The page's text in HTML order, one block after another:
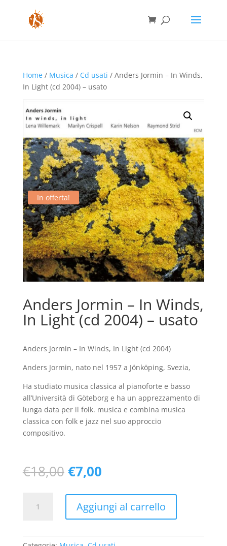
Home/ Musica / Cd usati / Anders Jormin – In Winds,
In Light (cd 2004) – usato
In offerta!
Anders Jormin – In Winds,
In Light (cd 2004) – usato
Anders Jormin – In Winds, In Light (cd 2004)
Anders Jormin, nato nel 1957 a Jönköping, Svezia,
Ha studiato musica classica al pianoforte e basso
all’Università di Göteborg e ha un apprezzamento di
lunga data per il folk. musica e combina musica
classica con folk e jazz nel suo approccio
compositivo.
€18,00 Il
prezzo
originale
era:
€18,00.
€7,00Il
attuale
è:
€7,00.
Jormin
Aggiungi al carrello